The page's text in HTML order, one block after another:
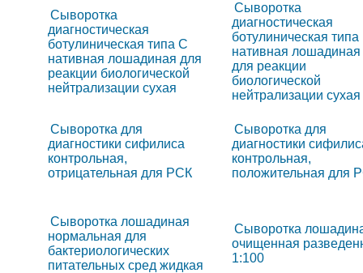
Сыворотка
диагностическая
ботулиническая типа C
нативная лошадиная для
реакции биологической
нейтрализации сухая
Сыворотка
диагностическая
ботулиническая типа
нативная лошадиная
для реакции
биологической
нейтрализации сухая
Сыворотка для
диагностики сифилиса
контрольная,
отрицательная для РСК
Сыворотка для
диагностики
контрольная,
положительная для
Сыворотка лошадиная
нормальная для
бактериологических
питательных сред жидкая
Сыворотка
очищенная
1:100